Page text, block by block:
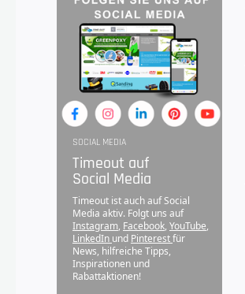
SOCIAL MEDIA
Timeout auf
Social Media
Timeout ist auch auf Social
Media aktiv. Folgt uns auf
Instagram, Facebook, YouTube,
LinkedIn und Pinterestfür
News, hilfreiche Tipps,
Inspirationen und
Rabattaktionen!